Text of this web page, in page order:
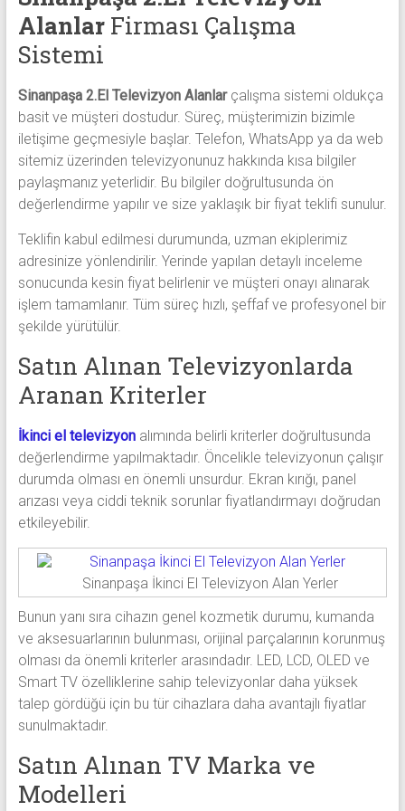
AlanlarFirması Çalışma
Sistemi
Sinanpaşa 2.El Televizyon Alanlarçalışma sistemi oldukça
basit ve müşteri dostudur. Süreç, müşterimizin bizimle
iletişime geçmesiyle başlar. Telefon, WhatsApp ya da web
sitemiz üzerinden televizyonunuz hakkında kısa bilgiler
paylaşmanız yeterlidir. Bu bilgiler doğrultusunda ön
değerlendirme yapılır ve size yaklaşık bir fiyat teklifi sunulur.
Teklifin kabul edilmesi durumunda, uzman ekiplerimiz
adresinize yönlendirilir. Yerinde yapılan detaylı inceleme
sonucunda kesin fiyat belirlenir ve müşteri onayı alınarak
işlem tamamlanır. Tüm süreç hızlı, şeffaf ve profesyonel bir
şekilde yürütülür.
Satın Alınan Televizyonlarda
Aranan Kriterler
İkinci el televizyonalımında belirli kriterler doğrultusunda
değerlendirme yapılmaktadır. Öncelikle televizyonun çalışır
durumda olması en önemli unsurdur. Ekran kırığı, panel
arızası veya ciddi teknik sorunlar fiyatlandırmayı doğrudan
etkileyebilir.
Sinanpaşa İkinci El Televizyon Alan Yerler
Bunun yanı sıra cihazın genel kozmetik durumu, kumanda
ve aksesuarlarının bulunması, orijinal parçalarının korunmuş
olması da önemli kriterler arasındadır. LED, LCD, OLED ve
Smart TV özelliklerine sahip televizyonlar daha yüksek
talep gördüğü için bu tür cihazlara daha avantajlı fiyatlar
sunulmaktadır.
Satın Alınan TV Marka ve
Modelleri